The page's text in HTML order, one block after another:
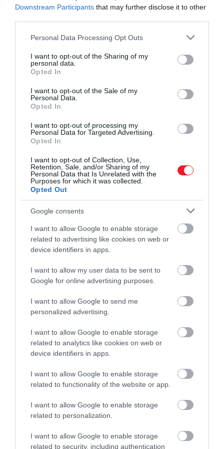
Downstream Participants that may further disclose it to other
Please note that this website/app uses one or more Google
not limited to your visit or usage behaviour. You may click to
grant or deny consent to Google and its third-party tags to
use your data for below specified purposes in below Google
consent section.
Personal Data Processing Opt Outs
I want to opt-out of the Sharing of my
personal data.
Opted In
I want to opt-out of the Sale of my
Personal Data.
Opted In
I want to opt-out of processing my
Personal Data for Targeted Advertising.
Opted In
I want to opt-out of Collection, Use,
Retention, Sale, and/or Sharing of my
Personal Data that Is Unrelated with the
Purposes for which it was collected.
Opted Out
Google consents
I want to allow Google to enable storage
related to advertising like cookies on web or
device identifiers in apps.
I want to allow my user data to be sent to
Google for online advertising purposes.
I want to allow Google to send me
personalized advertising.
I want to allow Google to enable storage
related to analytics like cookies on web or
device identifiers in apps.
I want to allow Google to enable storage
related to functionality of the website or app.
I want to allow Google to enable storage
related to personalization.
I want to allow Google to enable storage
related to security, including authentication
Az órákat fel lehetne
díszíteni, rajtuk lehetne
régió, amelynek Nápoly a
szimbóluma, és ajándékba
családtagoknak és
barátoknak
– mondta.
Hozzátette, hogy Nápolyban „nincs lopás-
probléma", és azt mondta, hogy a hely nem
különbözik más olaszországi városoktól, például
Milánótól vagy Rómától, vagy a világ bármely más
nagyvárosától, ahol a látogatók és a nyaralók
Foa elmondta, hogy az általa javasolt megoldás
költséghatékony is lenne, mivel a műanyag órák
mindössze 10 euróba (4000 forint) kerülnének.
Hogy az ötlet beválik-e vagy sem, az még nem
világos – de a tehetős turistáknak talán könnyebb
lesz megválniuk egy pár ezer forintos órától, mint
Forrás:CNN
Nyitókép: Victor Malyushev/Unsplash
UTAZÁS NÁPOLY KARÓRA LOPÁS